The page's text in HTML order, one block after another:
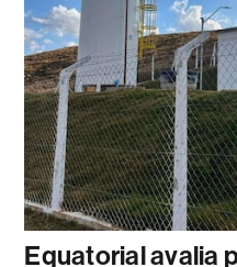
Equatorial avalia